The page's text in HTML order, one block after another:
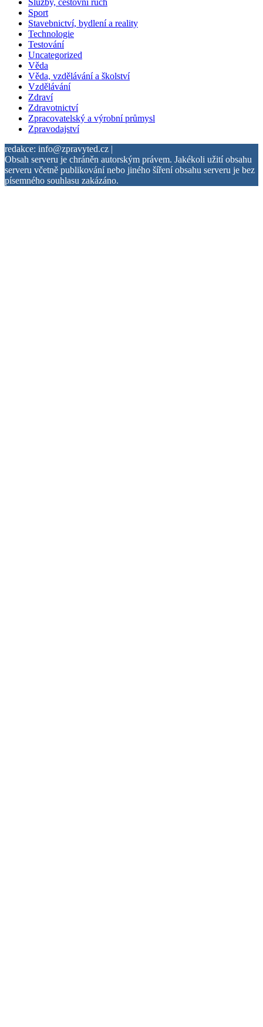
Sport
Stavebnictví, bydlení a reality
Technologie
Testování
Uncategorized
Věda
Věda, vzdělávání a školství
Vzdělávání
Zdraví
Zdravotnictví
Zpracovatelský a výrobní průmysl
Zpravodajství
redakce: info@zpravyted.cz |
Obsah serveru je chráněn autorským právem. Jakékoli užití obsahu
serveru včetně publikování nebo jiného šíření obsahu serveru je bez
písemného souhlasu zakázáno.